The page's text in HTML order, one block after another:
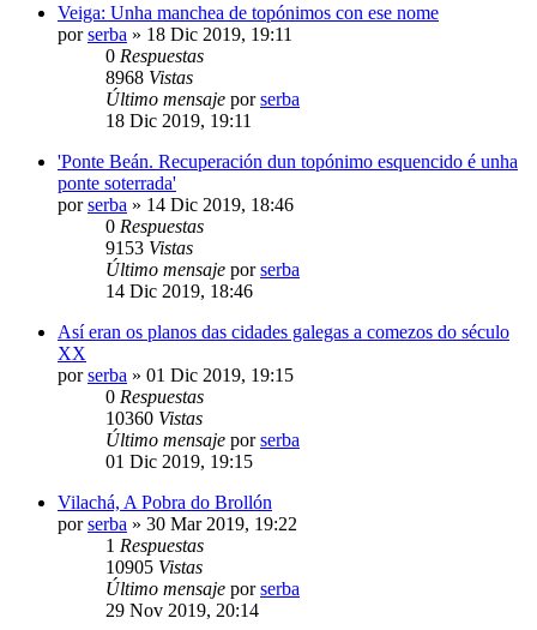
Veiga: Unha manchea de topónimos con ese nome
porserba » 18 Dic 2019, 19:11
0 Respuestas
8968 Vistas
Último mensaje porserba
18 Dic 2019, 19:11
'Ponte Beán. Recuperación dun topónimo esquencido é unha
ponte soterrada'
porserba » 14 Dic 2019, 18:46
0 Respuestas
9153 Vistas
Último mensaje porserba
14 Dic 2019, 18:46
Así eran os planos das cidades galegas a comezos do século
XX
porserba » 01 Dic 2019, 19:15
0 Respuestas
10360 Vistas
Último mensaje porserba
01 Dic 2019, 19:15
Vilachá, A Pobra do Brollón
porserba » 30 Mar 2019, 19:22
1 Respuestas
10905 Vistas
Último mensaje porserba
29 Nov 2019, 20:14